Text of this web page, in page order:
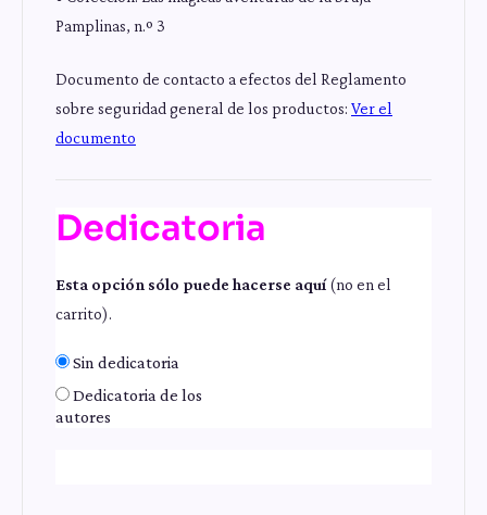
Pamplinas, n.º 3
Documento de contacto a efectos del Reglamento
sobre seguridad general de los productos: Ver el
documento
Dedicatoria
Esta opción sólo puede hacerse aquí(no en el
carrito).
Sin dedicatoria
Dedicatoria de los
autores